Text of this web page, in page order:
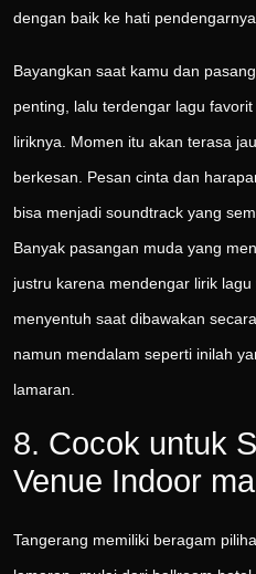
dengan baik ke hati pendengarnya.
Bayangkan saat kamu dan
penting, lalu terdengar lagu
liriknya. Momen itu akan terasa
berkesan. Pesan cinta dan
bisa menjadi soundtrack yang
Banyak pasangan muda yang
justru karena mendengar lirik
menyentuh saat dibawakan
namun mendalam seperti inilah
lamaran.
8. Cocok untuk
Venue Indoor
Tangerang memiliki beragam